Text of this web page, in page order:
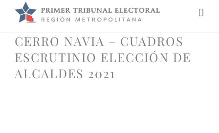
CERRO NAVIA – CUADROS
ESCRUTINIO ELECCIÓN DE
ALCALDES 2021